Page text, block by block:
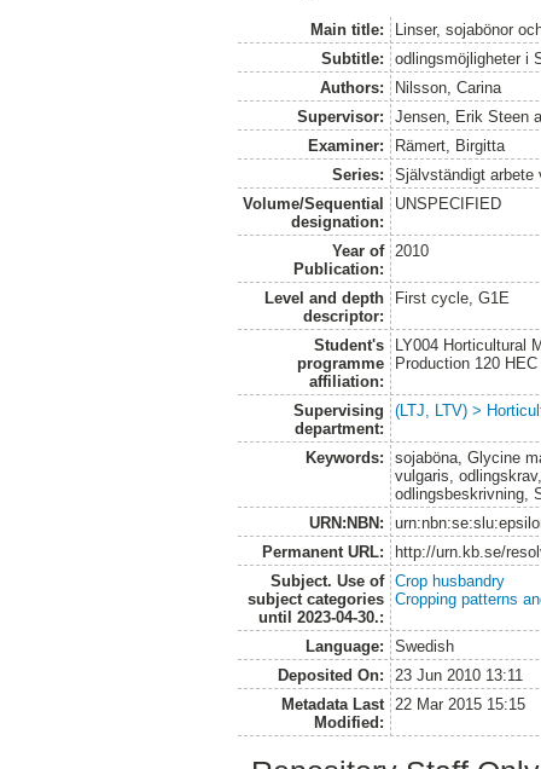
Main title:
Linser, sojabönor
Subtitle:
odlingsmöjligheter i
Authors:
Nilsson, Carina
Supervisor:
Jensen, Erik Steen
Examiner:
Rämert, Birgitta
Series:
Självständigt arbete
Volume/Sequential
designation:
UNSPECIFIED
Year of
Publication:
2010
Level and depth
descriptor:
First cycle, G1E
Student's
programme
affiliation:
LY004 Horticultural
Production 120 HEC
Supervising
department:
(LTJ, LTV) >
Keywords:
sojaböna, Glycine
vulgaris,
odlingsbeskrivning,
URN:NBN:
Permanent URL:
http://urn.kb.se/
Subject. Use of
subject categories
until 2023-04-30.:
Crop husbandry
Cropping patterns
Language:
Swedish
Deposited On:
23 Jun 2010 13:11
Metadata Last
Modified:
22 Mar 2015 15:15